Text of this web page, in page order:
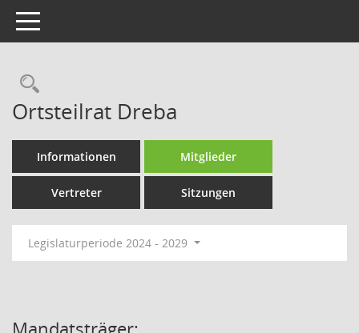
Toggle navigation
Rechercheauswahl
Ortsteilrat Dreba
Informationen Mitglieder
Vertreter Sitzungen
Legislaturperiode 2024 - 2029
Mandatsträger: